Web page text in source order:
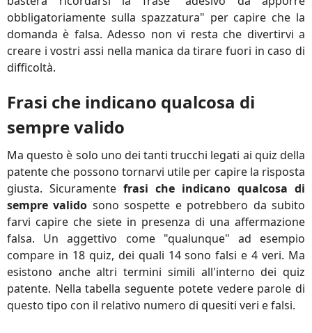
obbligatoriamente sulla spazzatura" per capire che la
domanda è falsa. Adesso non vi resta che divertirvi a
creare i vostri assi nella manica da tirare fuori in caso di
difficoltà.
Frasi che indicano qualcosa di
sempre valido
Ma questo è solo uno dei tanti trucchi legati ai quiz della
patente che possono tornarvi utile per capire la risposta
giusta. Sicuramente frasi che indicano qualcosa di
sempre valido sono sospette e potrebbero da subito
farvi capire che siete in presenza di una affermazione
falsa. Un aggettivo come "qualunque" ad esempio
compare in 18 quiz, dei quali 14 sono falsi e 4 veri. Ma
esistono anche altri termini simili all'interno dei quiz
patente. Nella tabella seguente potete vedere parole di
questo tipo con il relativo numero di quesiti veri e falsi.